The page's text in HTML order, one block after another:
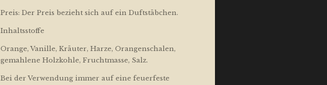
Preis: Der Preis bezieht sich auf ein Duftstäbchen.
Inhaltsstoffe
Orange, Vanille, Kräuter, Harze, Orangenschalen,
gemahlene Holzkohle, Fruchtmasse, Salz.
Bei der Verwendung immer auf eine feuerfeste